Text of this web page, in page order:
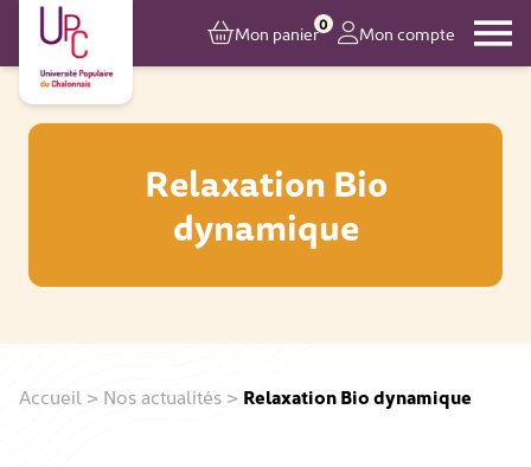
Mon panier0 Mon compte
Relaxation Bio
dynamique
Accueil > Nos actualités > Relaxation Bio dynamique